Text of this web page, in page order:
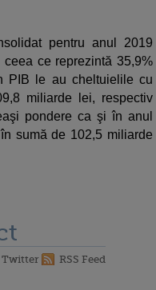
pentru anul 2019
ce reprezintă 35,9%
PIB le au cheltuielile cu
miliarde lei, respectiv
pondere ca şi în anul
sumă de 102,5 miliarde
Twitter RSS Feed